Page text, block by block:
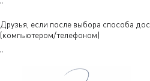
"
Друзья, если после выбора способа
(компьютером/телефоном)
"